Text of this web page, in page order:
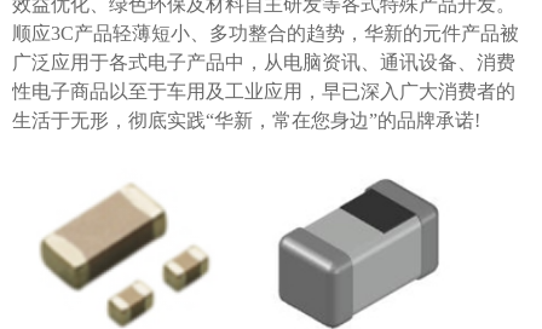
顺应3C产品轻薄短小、多功整合的趋势，华新的元件产品被
广泛应用于各式电子产品中，从电脑资讯、通讯设备、消费
性电子商品以至于车用及工业应用，早已深入广大消费者的
生活于无形，彻底实践“华新，常在您身边”的品牌承诺!